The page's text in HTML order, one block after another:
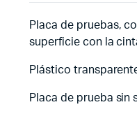
Placa de pruebas,
superficie con la
Plástico
Placa de prueba sin